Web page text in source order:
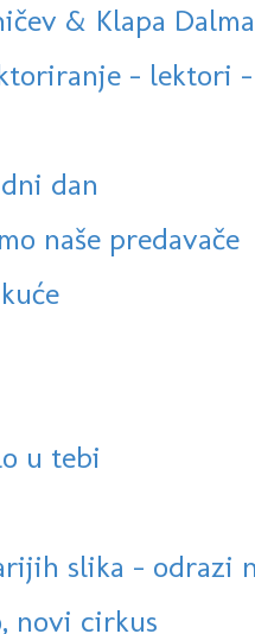
& Klapa
- lektori
dan
naše predavače
u tebi
slika - odrazi
novi cirkus